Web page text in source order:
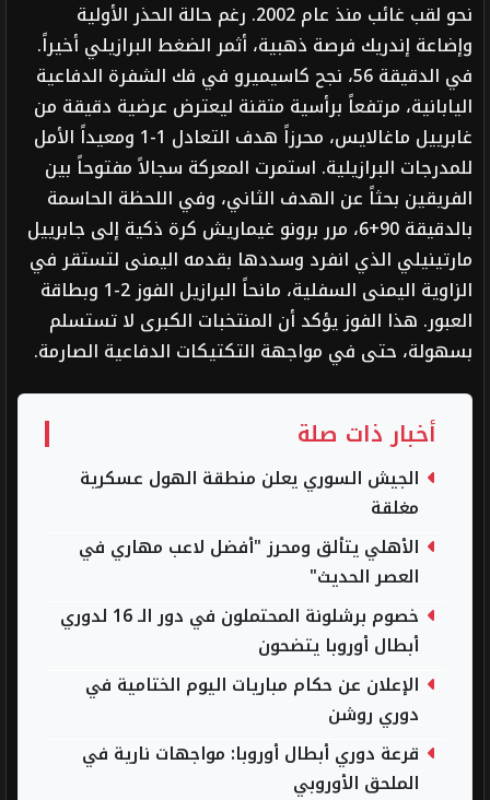
نحو لقب غائب منذ عام 2002. رغم حالة الحذر الأولية
وإضاعة إندريك فرصة ذهبية، أثمر الضغط البرازيلي أخيراً.
في الدقيقة 56، نجح كاسيميرو في فك الشفرة الدفاعية
اليابانية، مرتفعاً برأسية متقنة ليعترض عرضية دقيقة من
غابرييل ماغالايس، محرزاً هدف التعادل 1-1 ومعيداً الأمل
للمدرجات البرازيلية. استمرت المعركة سجالاً مفتوحاً بين
الفريقين بحثاً عن الهدف الثاني، وفي اللحظة الحاسمة
بالدقيقة 90+6، مرر برونو غيماريش كرة ذكية إلى جابرييل
مارتينيلي الذي انفرد وسددها بقدمه اليمنى لتستقر في
الزاوية اليمنى السفلية، مانحاً البرازيل الفوز 2-1 وبطاقة
العبور. هذا الفوز يؤكد أن المنتخبات الكبرى لا تستسلم
بسهولة، حتى في مواجهة التكتيكات الدفاعية الصارمة.
أخبار ذات صلة
الجيش السوري يعلن منطقة الهول عسكرية
مغلقة
الأهلي يتألق ومحرز "أفضل لاعب مهاري في
العصر الحديث"
خصوم برشلونة المحتملون في دور الـ 16 لدوري
أبطال أوروبا يتضحون
الإعلان عن حكام مباريات اليوم الختامية في
دوري روشن
قرعة دوري أبطال أوروبا: مواجهات نارية في
الملحق الأوروبي